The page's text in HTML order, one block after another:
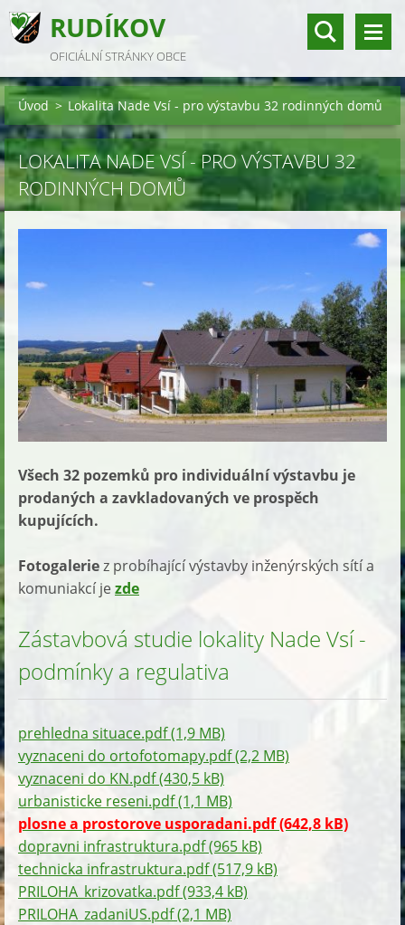
RUDÍKOV
OFICIÁLNÍ STRÁNKY OBCE
Úvod > Lokalita Nade Vsí - pro výstavbu 32 rodinných domů
LOKALITA NADE VSÍ - PRO VÝSTAVBU 32
RODINNÝCH DOMŮ
Všech 32 pozemků pro individuální výstavbu je
prodaných a zavkladovaných ve prospěch
kupujících.
Fotogaleriez probíhající výstavby inženýrských sítí a
komuniakcí jezde
Zástavbová studie lokality Nade Vsí -
podmínky a regulativa
prehledna situace.pdf (1,9 MB)
vyznaceni do ortofotomapy.pdf (2,2 MB)
vyznaceni do KN.pdf (430,5 kB)
urbanisticke reseni.pdf (1,1 MB)
plosne a prostorove usporadani.pdf (642,8 kB)
dopravni infrastruktura.pdf (965 kB)
technicka infrastruktura.pdf (517,9 kB)
PRILOHA_krizovatka.pdf (933,4 kB)
PRILOHA_zadaniUS.pdf (2,1 MB)